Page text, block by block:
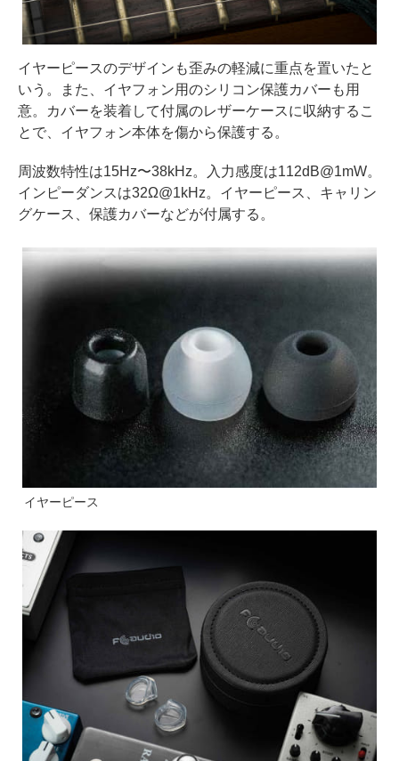
イヤーピースのデザインも歪みの軽減に重点を置いたと
いう。また、イヤフォン用のシリコン保護カバーも用
意。カバーを装着して付属のレザーケースに収納するこ
とで、イヤフォン本体を傷から保護する。
周波数特性は15Hz〜38kHz。入力感度は112dB@1mW。
インピーダンスは32Ω@1kHz。イヤーピース、キャリン
グケース、保護カバーなどが付属する。
イヤーピース